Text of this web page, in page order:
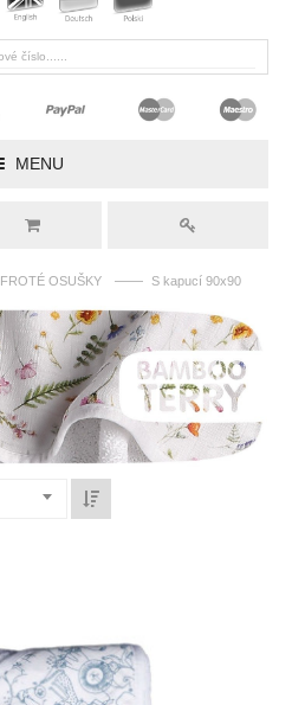
MENU
FROTÉ OSUŠKY —— S kapucí 90x90